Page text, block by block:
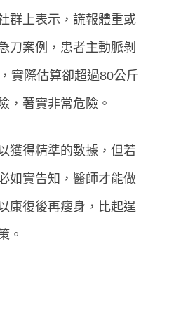
群上表示，謊報體重或
刀案例，患者主動脈剝
實際估算卻超過80公斤
，著實非常危險。
獲得精準的數據，但若
如實告知，醫師才能做
康復後再瘦身，比起逞
。